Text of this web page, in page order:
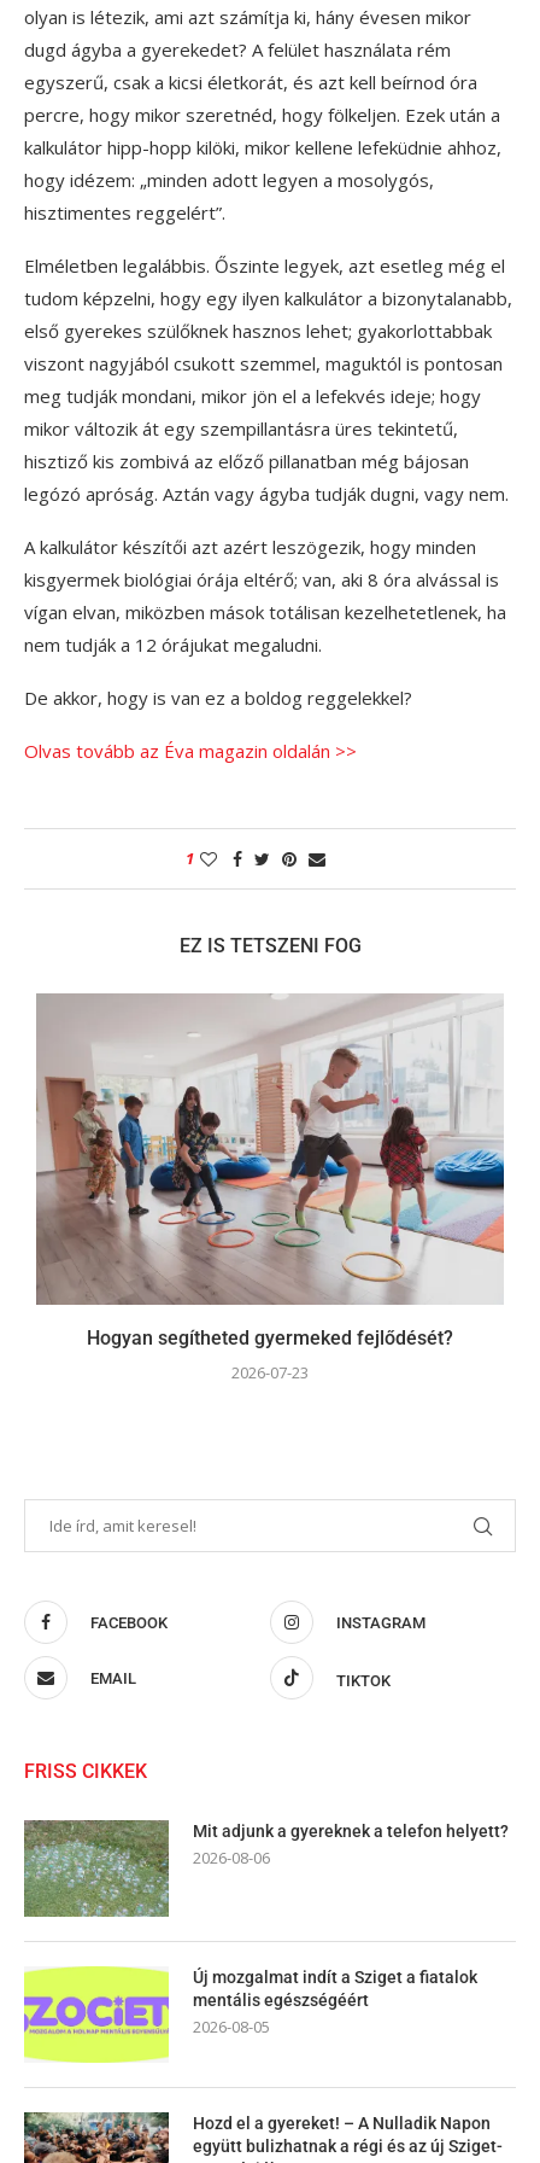
olyan is létezik, ami azt számítja ki, hány évesen mikor
dugd ágyba a gyerekedet? A felület használata rém
egyszerű, csak a kicsi életkorát, és azt kell beírnod óra
percre, hogy mikor szeretnéd, hogy fölkeljen. Ezek után a
kalkulátor hipp-hopp kilöki, mikor kellene lefeküdnie ahhoz,
hogy idézem: „minden adott legyen a mosolygós,
hisztimentes reggelért”.
Elméletben legalábbis. Őszinte legyek, azt esetleg még el
tudom képzelni, hogy egy ilyen kalkulátor a bizonytalanabb,
első gyerekes szülőknek hasznos lehet; gyakorlottabbak
viszont nagyjából csukott szemmel, maguktól is pontosan
meg tudják mondani, mikor jön el a lefekvés ideje; hogy
mikor változik át egy szempillantásra üres tekintetű,
hisztiző kis zombivá az előző pillanatban még bájosan
legózó apróság. Aztán vagy ágyba tudják dugni, vagy nem.
A kalkulátor készítői azt azért leszögezik, hogy minden
kisgyermek biológiai órája eltérő; van, aki 8 óra alvással is
vígan elvan, miközben mások totálisan kezelhetetlenek, ha
nem tudják a 12 órájukat megaludni.
De akkor, hogy is van ez a boldog reggelekkel?
Olvas tovább az Éva magazin oldalán >>
1
EZ IS TETSZENI FOG
Hogyan segítheted gyermeked fejlődését?
2026-07-23
FACEBOOK INSTAGRAM
EMAIL TIKTOK
FRISS CIKKEK
Mit adjunk a gyereknek a telefon helyett?
2026-08-06
Új mozgalmat indít a Sziget a fiatalok
mentális egészségéért
2026-08-05
Hozd el a gyereket! – A Nulladik Napon
együtt bulizhatnak a régi és az új Sziget-